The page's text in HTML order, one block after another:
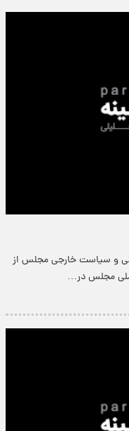
و سیاست خارجی مجلس از
مجلس در…